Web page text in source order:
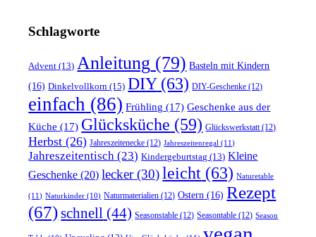
Schlagworte
Advent (13) Anleitung (79) Basteln mit Kindern
(16) Dinkelvollkorn (15) DIY(63) DIY-Geschenke (12)
einfach (86) Frühling (17) Geschenke aus der
Küche (17) Glücksküche (59) Glückswerkstatt(12)
Herbst (26) Jahreszeitenecke (12) Jahreszeitenregal (11)
Jahreszeitentisch (23) Kindergeburtstag (13) Kleine
Geschenke (20) lecker(30) leicht (63) Naturetable
(11) Naturkinder (10) Naturmaterialien (12) Ostern (16) Rezept
(67)schnell (44) Seasonstable (12) Seasontable (12) Season